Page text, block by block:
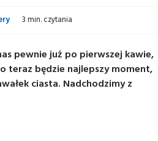
3 min. czytania
pewnie już po pierwszej kawie,
teraz będzie najlepszy moment,
ciasta. Nadchodzimy z